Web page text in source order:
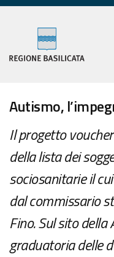
Autismo,
Il progetto
della lista dei
sociosanitarie il
dal commissario
Fino. Sul sito della
graduatoria delle